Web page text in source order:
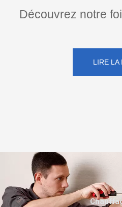
Découvrez notre
LIRE LA